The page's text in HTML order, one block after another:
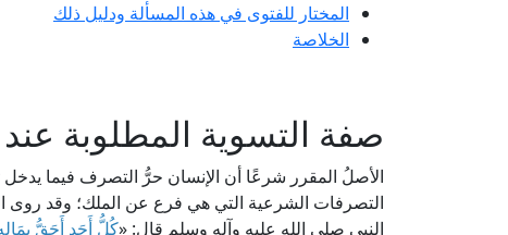
المختار للفتوى في هذه المسألة ودليل ذلك
الخلاصة
صفة التسوية المطلوبة عند
الأصلُ المقرر شرعًا أن الإنسان حرُّ التصرف فيما يدخل
التصرفات الشرعية التي هي فرع عن الملك؛ وقد روى
النبي صلى الله عليه وآله وسلم قال: «كُلُّ أَحَدٍ أَحَقُّ